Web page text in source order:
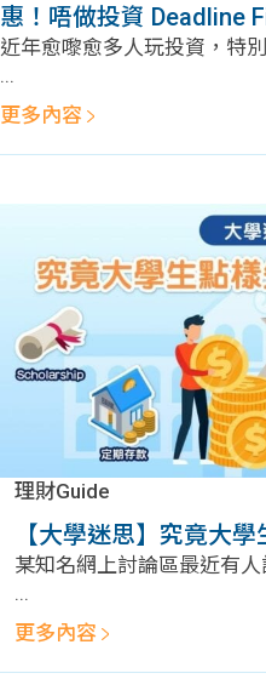
惠！唔做投資 Deadline
近年愈嚟愈多人玩投資，特
...
更多內容
理財Guide
【大學迷思】究竟大
某知名網上討論區最近有
...
更多內容